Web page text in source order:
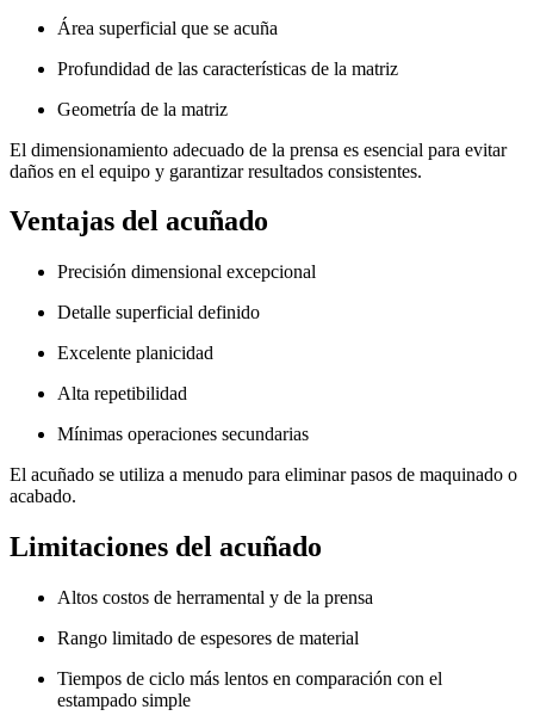
Área superficial que se acuña
Profundidad de las características de la matriz
Geometría de la matriz
El dimensionamiento adecuado de la prensa es esencial para evitar
daños en el equipo y garantizar resultados consistentes.
Ventajas del acuñado
Precisión dimensional excepcional
Detalle superficial definido
Excelente planicidad
Alta repetibilidad
Mínimas operaciones secundarias
El acuñado se utiliza a menudo para eliminar pasos de maquinado o
acabado.
Limitaciones del acuñado
Altos costos de herramental y de la prensa
Rango limitado de espesores de material
Tiempos de ciclo más lentos en comparación con el
estampado simple